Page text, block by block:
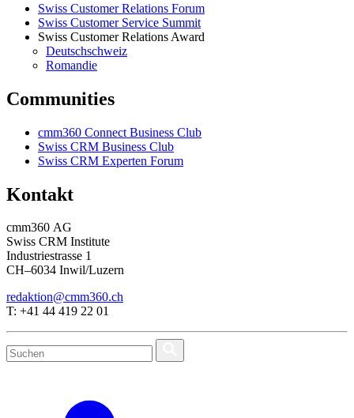
Swiss Customer Relations Forum
Swiss Customer Service Summit
Swiss Customer Relations Award
Deutschschweiz
Romandie
Communities
cmm360 Connect Business Club
Swiss CRM Business Club
Swiss CRM Experten Forum
Kontakt
cmm360 AG
Swiss CRM Institute
Industriestrasse 1
CH–6034 Inwil/Luzern
redaktion@cmm360.ch
T: +41 44 419 22 01